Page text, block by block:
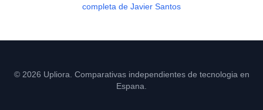
completa de Javier Santos
© 2026 Upliora. Comparativas independientes de tecnologia en
Espana.